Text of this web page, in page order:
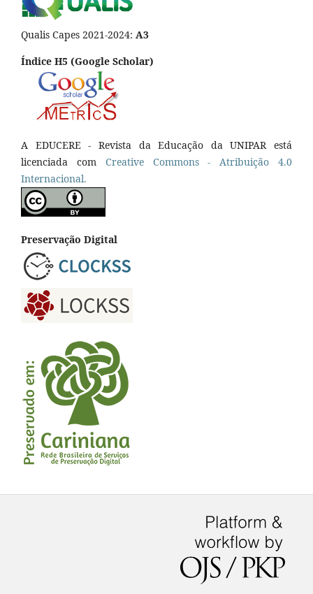
Qualis Capes 2021-2024: A3
Índice H5 (Google Scholar)
A EDUCERE - Revista da Educação da UNIPAR está
licenciada com CreativeCommons - Atribuição 4.0
Internacional.
Preservação Digital